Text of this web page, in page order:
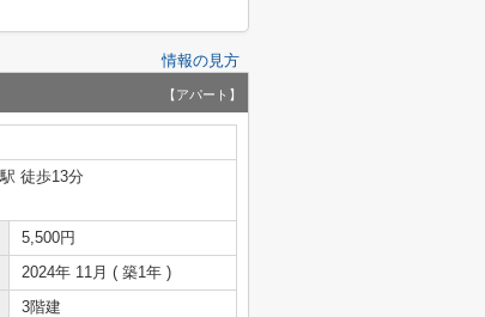
情報の見方
【アパート】
駅 徒歩13分
5,500円
2024年 11月 ( 築1年 )
3階建